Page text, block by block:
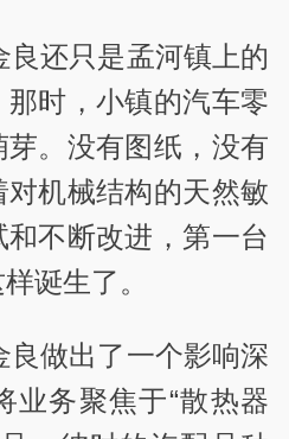
良还只是孟河镇上的
时，小镇的汽车零
。没有图纸，没有
机械结构的天然敏
不断改进，第一台
诞生了。
良做出了一个影响深
业务聚焦于“散热器